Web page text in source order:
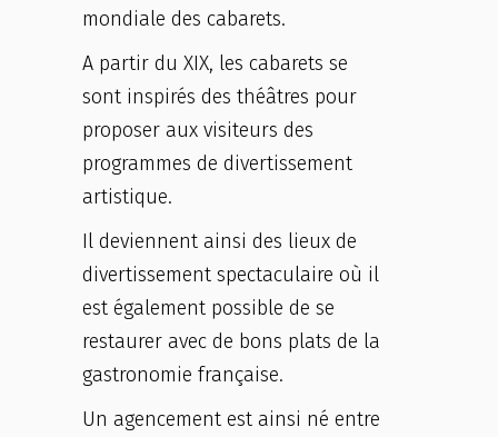
mondiale des cabarets.
A partir du XIX, les cabarets se
sont inspirés des théâtres pour
proposer aux visiteurs des
programmes de divertissement
artistique.
Il deviennent ainsi des lieux de
divertissement spectaculaire où il
est également possible de se
restaurer avec de bons plats de la
gastronomie française.
Un agencement est ainsi né entre